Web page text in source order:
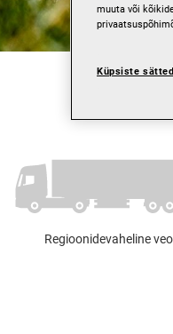
Regioonidevaheline
muuta või
Küpsiste sätted